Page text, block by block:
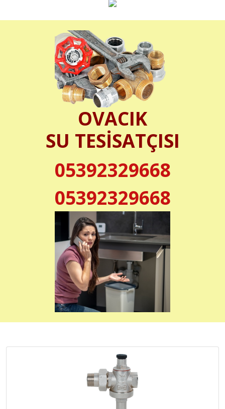
OVACIK
SU TESİSATÇISI
05392329668
05392329668